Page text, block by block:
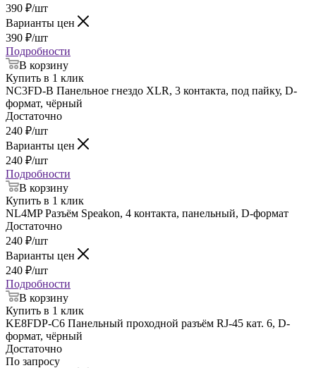
390 ₽/шт
Варианты цен
390 ₽/шт
Подробности
В корзину
Купить в 1 клик
NC3FD-B Панельное гнездо XLR, 3 контакта, под пайку, D-
формат, чёрный
Достаточно
240 ₽/шт
Варианты цен
240 ₽/шт
Подробности
В корзину
Купить в 1 клик
NL4MP Разъём Speakon, 4 контакта, панельный, D-формат
Достаточно
240 ₽/шт
Варианты цен
240 ₽/шт
Подробности
В корзину
Купить в 1 клик
KE8FDP-C6 Панельный проходной разъём RJ-45 кат. 6, D-
формат, чёрный
Достаточно
По запросу